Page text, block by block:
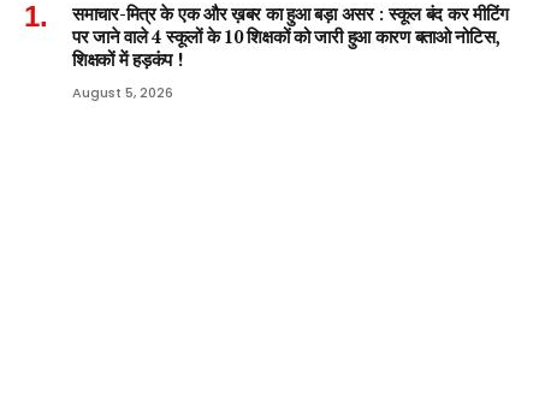
समाचार-मित्र के एक और ख़बर का हुआ बड़ा असर : स्कूल बंद कर मीटिंग
पर जाने वाले 4 स्कूलों के 10 शिक्षकों को जारी हुआ कारण बताओ नोटिस,
शिक्षकों में हड़कंप !
August 5, 2026